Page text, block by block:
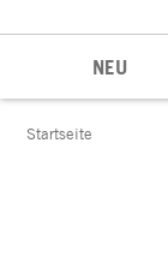
NEU
Startseite